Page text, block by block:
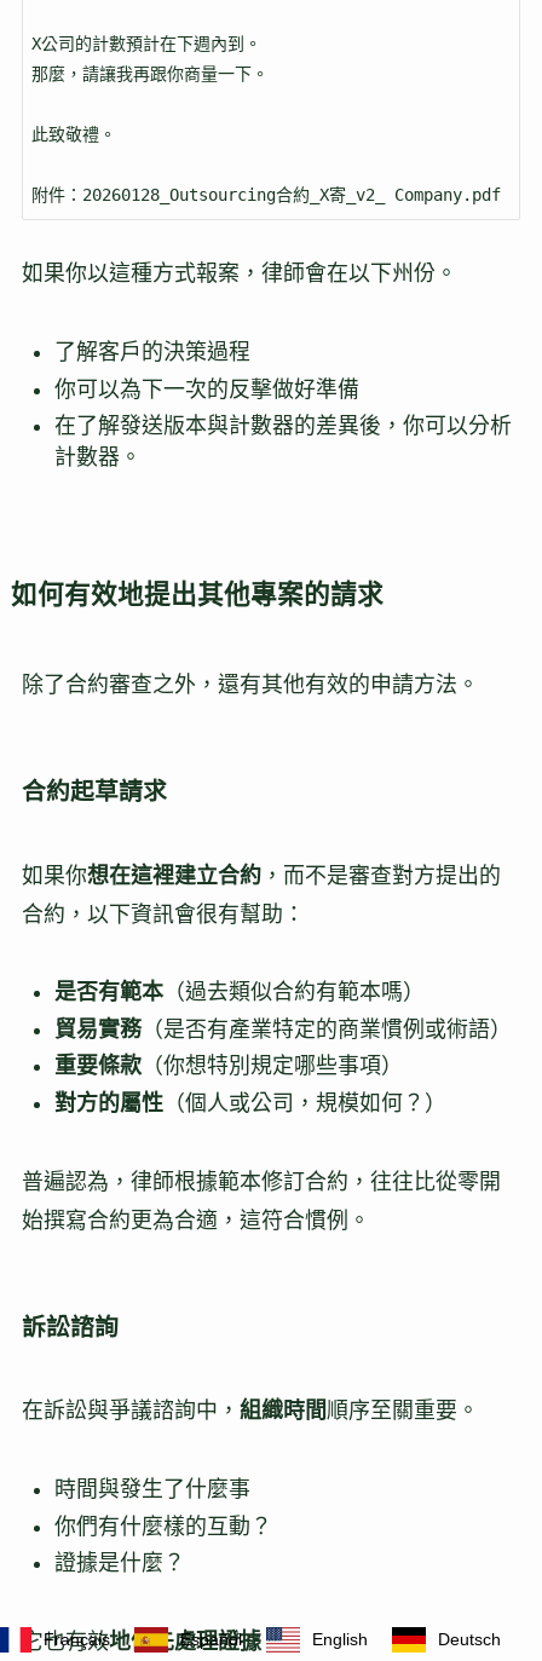
X公司的計數預計在下週內到。
那麼，請讓我再跟你商量一下。
此致敬禮。
附件：20260128_Outsourcing合約_X寄_v2_ Company.pdf
如果你以這種方式報案，律師會在以下州份。
了解客戶的決策過程
你可以為下一次的反擊做好準備
在了解發送版本與計數器的差異後，你可以分析
計數器。
如何有效地提出其他專案的請求
除了合約審查之外，還有其他有效的申請方法。
合約起草請求
如果你想在這裡建立合約，而不是審查對方提出的
合約，以下資訊會很有幫助：
是否有範本（過去類似合約有範本嗎）
貿易實務（是否有產業特定的商業慣例或術語）
重要條款（你想特別規定哪些事項）
對方的屬性（個人或公司，規模如何？）
普遍認為，律師根據範本修訂合約，往往比從零開
始撰寫合約更為合適，這符合慣例。
訴訟諮詢
在訴訟與爭議諮詢中， 組織時間順序至關重要。
時間與發生了什麼事
你們有什麼樣的互動？
證據是什麼？
它也有效地優先處理證據。 Deutsch
English
Español
Français